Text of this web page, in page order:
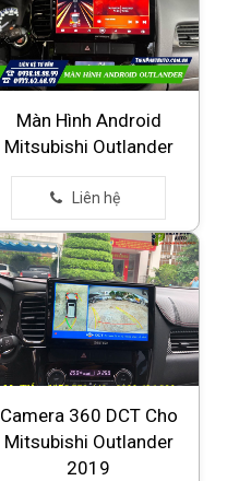
Màn Hình Android
Mitsubishi Outlander
Camera 360 DCT Cho
Mitsubishi Outlander
2019